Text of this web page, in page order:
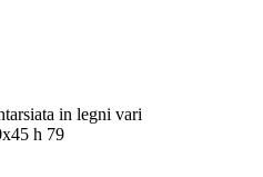
in legni vari
h 79